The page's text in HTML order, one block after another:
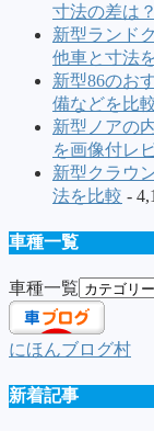
寸法の差は？
新型ランド
他車と寸法
新型86のお
備などを比
新型ノアの
を画像付レ
新型クラウ
法を比較 -
車種一覧
車種一覧
にほんブログ村
新着記事